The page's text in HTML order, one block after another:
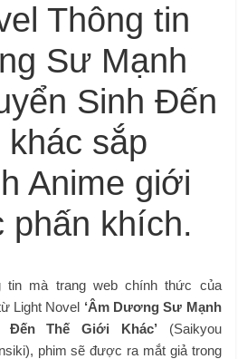
Thông tin
Sư Mạnh
Sinh Đến
sắp
Anime giới
phấn khích.
tin mà trang web chính thức của
Light Novel ‘Âm Dương Sư Mạnh
Đến Thế Giới Khác’(Saikyou
phim sẽ được ra mắt giả trong